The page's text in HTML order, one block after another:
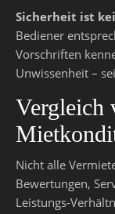
Sicherheit ist
Bediener
Vorschriften
Unwissenheit –
Vergleich
Nicht alle
Bewertungen,
Leistungs-